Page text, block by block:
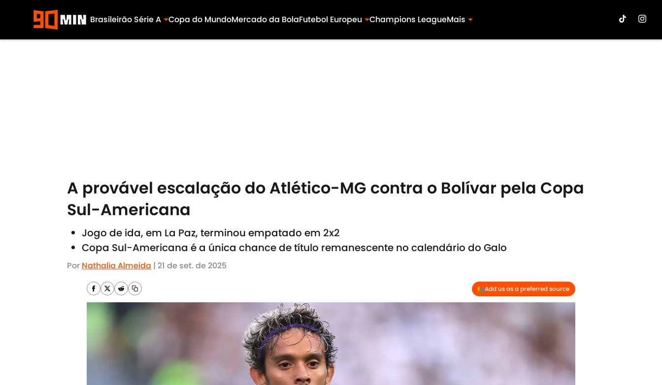
Brasileirão Série A Copa do MundoMercado da BolaFutebol Europeu Champions LeagueMais
A provável escalação do Atlético-MG contra o Bolívar pela Copa
Sul-Americana
Jogo de ida, em La Paz, terminou empatado em 2x2
Copa Sul-Americana é a única chance de título remanescente no calendário do Galo
Por Nathalia Almeida | 21 de set. de 2025
Add us as a preferred source